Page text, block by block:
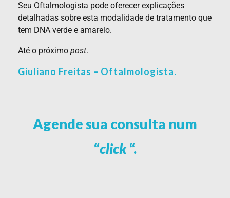
Seu Oftalmologista pode oferecer explicações
detalhadas sobre esta modalidade de tratamento que
tem DNA verde e amarelo.
Até o próximo post.
Giuliano Freitas – Oftalmologista.
Agende sua consulta num
“click“.